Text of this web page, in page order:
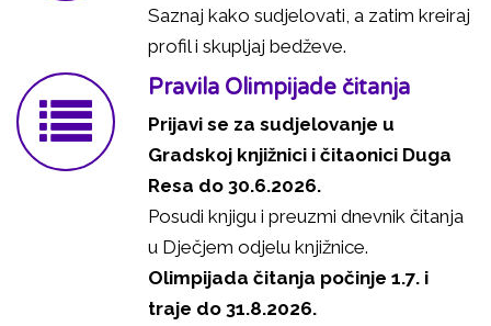
Saznaj kako sudjelovati, a zatim kreiraj
profil i skupljaj bedževe.
Pravila Olimpijade čitanja
Prijavi se za sudjelovanje u
Gradskoj knjižnici i čitaonici Duga
Resa do 30.6.2026.
Posudi knjigu i preuzmi dnevnik čitanja
u Dječjem odjelu knjižnice.
Olimpijada čitanja počinje 1.7. i
traje do 31.8.2026.